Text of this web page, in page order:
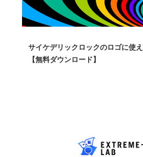
サイケデリックロックのロゴに使
【無料ダウンロード】